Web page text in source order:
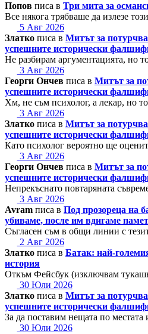
Попов писа в Три мита за
Все някога трябваше да излезе
5 Авг 2026
Златко писа в Митът за
успешните исторически
Не разбирам аргументацията, но
3 Авг 2026
Георги Ончев писа в Митът за
успешните исторически
Хм, не съм психолог, а лекар, но
3 Авг 2026
Златко писа в Митът за
успешните исторически
Като психолог вероятно ще
3 Авг 2026
Георги Ончев писа в Митът за
успешните исторически
Непрекъснато повтаряната
3 Авг 2026
Avram писа в Под прозореца на
убиваме, после им вдигаме
Съгласен съм в общи линии с
2 Авг 2026
Златко писа в Батак: най-
история
Откъм Фейсбук (изключвам
30 Юли 2026
Златко писа в Митът за
успешните исторически
За да поставим нещата по
30 Юли 2026